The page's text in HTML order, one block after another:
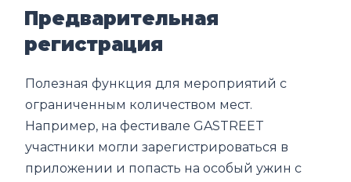
Предварительная
регистрация
Полезная функция для мероприятий с
ограниченным количеством мест.
Например, на фестивале GASTREET
участники могли зарегистрироваться в
приложении и попасть на особый ужин с